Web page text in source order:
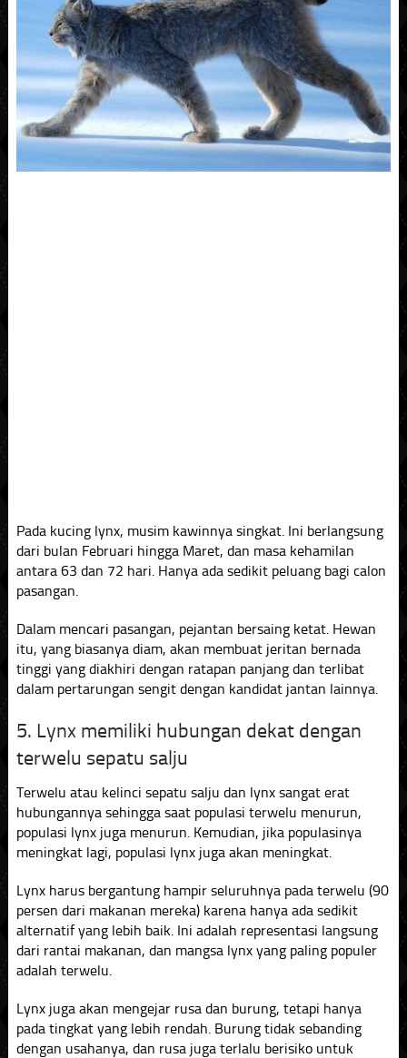
Pada kucing lynx, musim kawinnya singkat. Ini berlangsung
dari bulan Februari hingga Maret, dan masa kehamilan
antara 63 dan 72 hari. Hanya ada sedikit peluang bagi calon
pasangan.
Dalam mencari pasangan, pejantan bersaing ketat. Hewan
itu, yang biasanya diam, akan membuat jeritan bernada
tinggi yang diakhiri dengan ratapan panjang dan terlibat
dalam pertarungan sengit dengan kandidat jantan lainnya.
5. Lynx memiliki hubungan dekat dengan
terwelu sepatu salju
Terwelu atau kelinci sepatu salju dan lynx sangat erat
hubungannya sehingga saat populasi terwelu menurun,
populasi lynx juga menurun. Kemudian, jika populasinya
meningkat lagi, populasi lynx juga akan meningkat.
Lynx harus bergantung hampir seluruhnya pada terwelu (90
persen dari makanan mereka) karena hanya ada sedikit
alternatif yang lebih baik. Ini adalah representasi langsung
dari rantai makanan, dan mangsa lynx yang paling populer
adalah terwelu.
Lynx juga akan mengejar rusa dan burung, tetapi hanya
pada tingkat yang lebih rendah. Burung tidak sebanding
dengan usahanya, dan rusa juga terlalu berisiko untuk